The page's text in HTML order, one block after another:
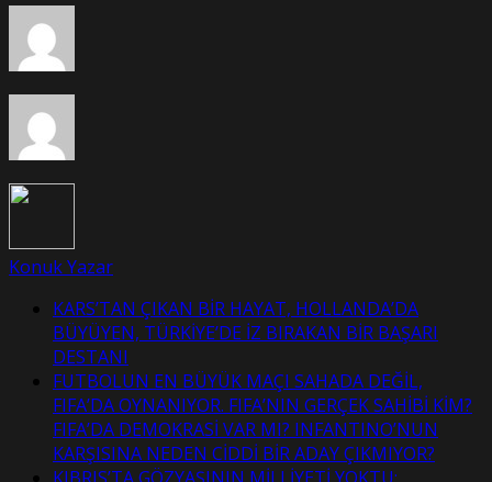
Konuk Yazar
KARS’TAN ÇIKAN BİR HAYAT, HOLLANDA’DA
BÜYÜYEN, TÜRKİYE’DE İZ BIRAKAN BİR BAŞARI
DESTANI
FUTBOLUN EN BÜYÜK MAÇI SAHADA DEĞİL,
FIFA’DA OYNANIYOR. FIFA’NIN GERÇEK SAHİBİ KİM?
FIFA’DA DEMOKRASİ VAR MI? INFANTINO’NUN
KARŞISINA NEDEN CİDDİ BİR ADAY ÇIKMIYOR?